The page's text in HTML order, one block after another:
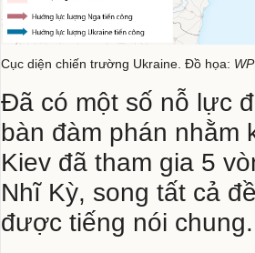
Cục diện chiến trường Ukraine. Đồ họa: WP
Đã có một số nỗ lực
bàn đàm phán nhằm
Kiev đã tham gia 5
Nhĩ Kỳ, song tất cả
được tiếng nói chung.